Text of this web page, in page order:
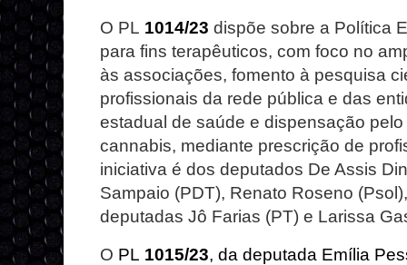
O PL 1014/23 dispõe sobre a Política
para fins terapêuticos, com foco no
às associações, fomento à pesquisa
profissionais da rede pública e das
estadual de saúde e dispensação
cannabis, mediante prescrição de
iniciativa é dos deputados De Assis
Sampaio (PDT), Renato Roseno
deputadas Jô Farias (PT) e Larissa
O PL 1015/23, da deputada Emília